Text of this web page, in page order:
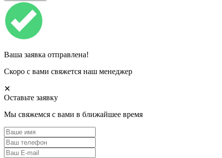
Ваша заявка отправлена!
Скоро с вами свяжется наш менеджер
✕
Оставьте заявку
Мы свяжемся с вами в ближайшее время